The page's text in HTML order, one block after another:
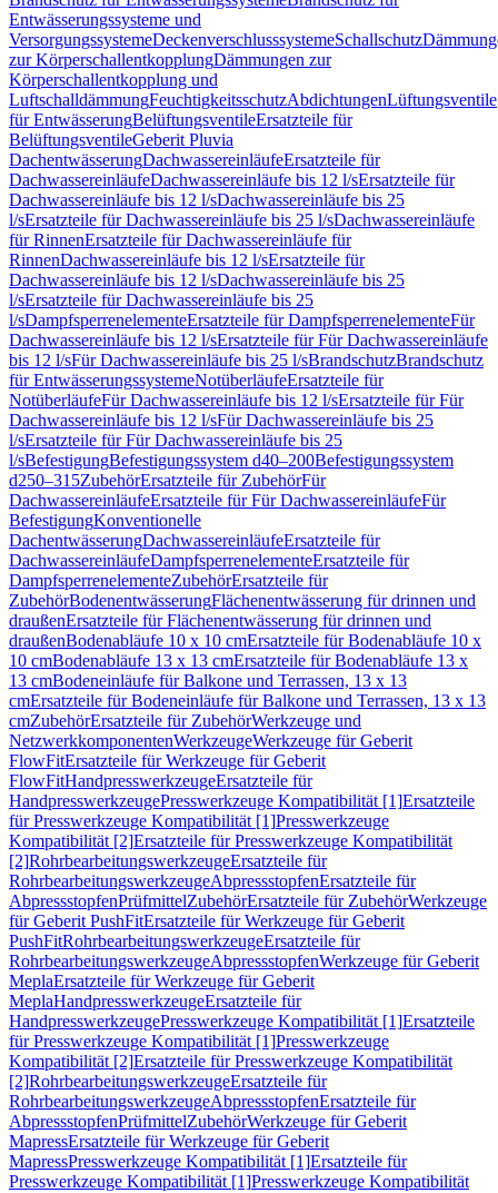
Entwässerungssysteme und
VersorgungssystemeDeckenverschlusssystemeSchallschutz
zur KörperschallentkopplungDämmungen zur
Körperschallentkopplung und
LuftschalldämmungFeuchtigkeitsschutzAbdichtungenLüftungsventile
für EntwässerungBelüftungsventileErsatzteile für
BelüftungsventileGeberit Pluvia
DachentwässerungDachwassereinläufeErsatzteile für
DachwassereinläufeDachwassereinläufe bis 12 l/sErsatzteile für
Dachwassereinläufe bis 12 l/sDachwassereinläufe bis 25
l/sErsatzteile für Dachwassereinläufe bis 25 l/sDachwassereinläufe
für RinnenErsatzteile für Dachwassereinläufe für
RinnenDachwassereinläufe bis 12 l/sErsatzteile für
Dachwassereinläufe bis 12 l/sDachwassereinläufe bis 25
l/sErsatzteile für Dachwassereinläufe bis 25
l/sDampfsperrenelementeErsatzteile für DampfsperrenelementeFür
Dachwassereinläufe bis 12 l/sErsatzteile für Für Dachwassereinläufe
bis 12 l/sFür Dachwassereinläufe bis 25 l/sBrandschutzBrandschutz
für EntwässerungssystemeNotüberläufeErsatzteile für
NotüberläufeFür Dachwassereinläufe bis 12 l/sErsatzteile für Für
Dachwassereinläufe bis 12 l/sFür Dachwassereinläufe bis 25
l/sErsatzteile für Für Dachwassereinläufe bis 25
l/sBefestigungBefestigungssystem d40–200Befestigungssystem
d250–315ZubehörErsatzteile für ZubehörFür
DachwassereinläufeErsatzteile für Für DachwassereinläufeFür
BefestigungKonventionelle
DachentwässerungDachwassereinläufeErsatzteile für
DachwassereinläufeDampfsperrenelementeErsatzteile für
DampfsperrenelementeZubehörErsatzteile für
ZubehörBodenentwässerungFlächenentwässerung für drinnen und
draußenErsatzteile für Flächenentwässerung für drinnen und
draußenBodenabläufe 10 x 10 cmErsatzteile für Bodenabläufe 10 x
10 cmBodenabläufe 13 x 13 cmErsatzteile für Bodenabläufe 13 x
13 cmBodeneinläufe für Balkone und Terrassen, 13 x 13
cmErsatzteile für Bodeneinläufe für Balkone und Terrassen, 13 x 13
cmZubehörErsatzteile für ZubehörWerkzeuge und
NetzwerkkomponentenWerkzeugeWerkzeuge für Geberit
FlowFitErsatzteile für Werkzeuge für Geberit
FlowFitHandpresswerkzeugeErsatzteile für
HandpresswerkzeugePresswerkzeuge Kompatibilität [1]Ersatzteile
für Presswerkzeuge Kompatibilität [1]Presswerkzeuge
Kompatibilität [2]Ersatzteile für Presswerkzeuge Kompatibilität
[2]RohrbearbeitungswerkzeugeErsatzteile für
RohrbearbeitungswerkzeugeAbpressstopfenErsatzteile für
AbpressstopfenPrüfmittelZubehörErsatzteile für ZubehörWerkzeuge
für Geberit PushFitErsatzteile für Werkzeuge für Geberit
PushFitRohrbearbeitungswerkzeugeErsatzteile für
RohrbearbeitungswerkzeugeAbpressstopfenWerkzeuge für Geberit
MeplaErsatzteile für Werkzeuge für Geberit
MeplaHandpresswerkzeugeErsatzteile für
HandpresswerkzeugePresswerkzeuge Kompatibilität [1]Ersatzteile
für Presswerkzeuge Kompatibilität [1]Presswerkzeuge
Kompatibilität [2]Ersatzteile für Presswerkzeuge Kompatibilität
[2]RohrbearbeitungswerkzeugeErsatzteile für
RohrbearbeitungswerkzeugeAbpressstopfenErsatzteile für
AbpressstopfenPrüfmittelZubehörWerkzeuge für Geberit
MapressErsatzteile für Werkzeuge für Geberit
MapressPresswerkzeuge Kompatibilität [1]Ersatzteile für
Presswerkzeuge Kompatibilität [1]Presswerkzeuge Kompatibilität